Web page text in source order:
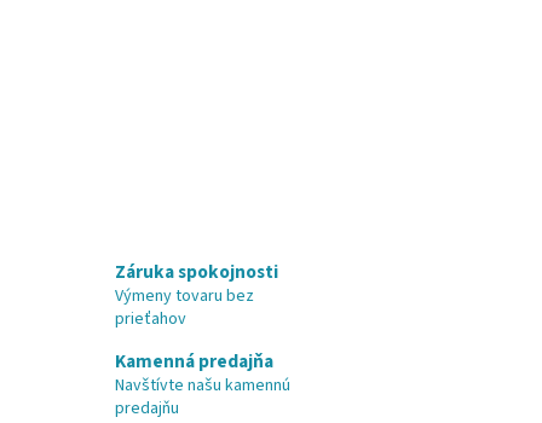
Záruka spokojnosti
Výmeny tovaru bez
prieťahov
Kamenná predajňa
Navštívte našu kamennú
predajňu